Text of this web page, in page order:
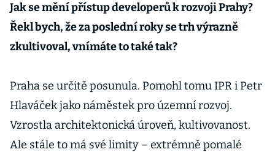
Jak se mění přístup developerů k rozvoji Prahy?
Řekl bych, že za poslední roky se trh výrazně
zkultivoval, vnímáte to také tak?
Praha se určitě posunula. Pomohl tomu IPR i Petr
Hlaváček jako náměstek pro územní rozvoj.
Vzrostla architektonická úroveň, kultivovanost.
Ale stále to má své limity – extrémně pomalé